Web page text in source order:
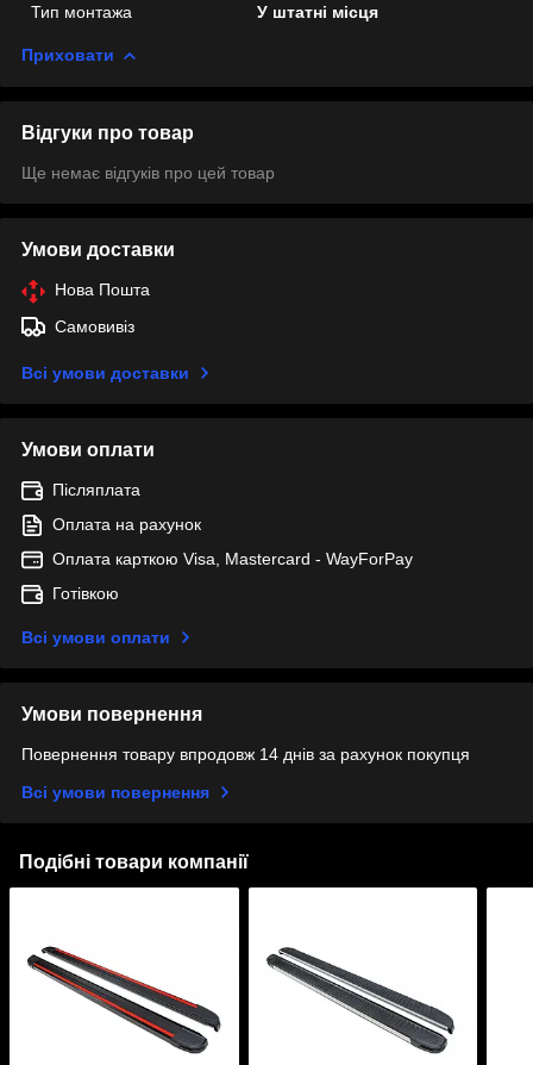
Тип монтажа
У штатні місця
Приховати
Відгуки про товар
Ще немає відгуків про цей товар
Умови доставки
Нова Пошта
Самовивіз
Всі умови доставки
Умови оплати
Післяплата
Оплата на рахунок
Оплата карткою Visa, Mastercard - WayForPay
Готівкою
Всі умови оплати
Умови повернення
Повернення товару впродовж 14 днів за рахунок покупця
Всі умови повернення
Подібні товари компанії